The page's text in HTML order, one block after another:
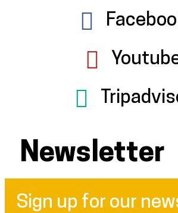
Newsletter
Sign up for our